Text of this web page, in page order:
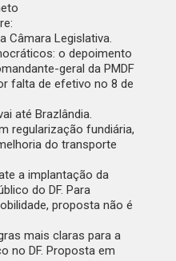
Câmara Legislativa.
o depoimento
geral da PMDF
falta de efetivo no 8 de
até Brazlândia.
regularização fundiária,
do transporte
a implantação da
do DF. Para
proposta não é
mais claras para a
no DF. Proposta em